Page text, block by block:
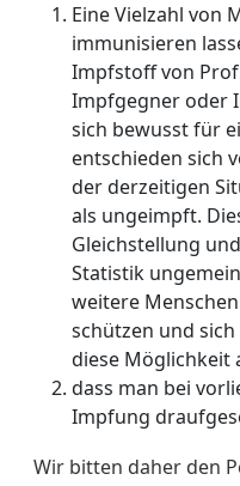
Eine Vielzahl von
immunisieren
Impfstoff von
Impfgegner oder
sich bewusst für
entschieden sich
der derzeitigen
als ungeimpft.
Gleichstellung
Statistik
weitere
schützen und
diese Möglichkeit
dass man bei
Impfung
Wir bitten daher den